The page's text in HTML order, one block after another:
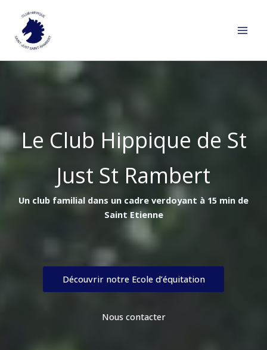
contenu
Le Club Hippique de St
Just St Rambert
Un club familial dans un cadre verdoyant à 15 min de
Saint Etienne
Découvrir notre Ecole d’équitation
Nous contacter